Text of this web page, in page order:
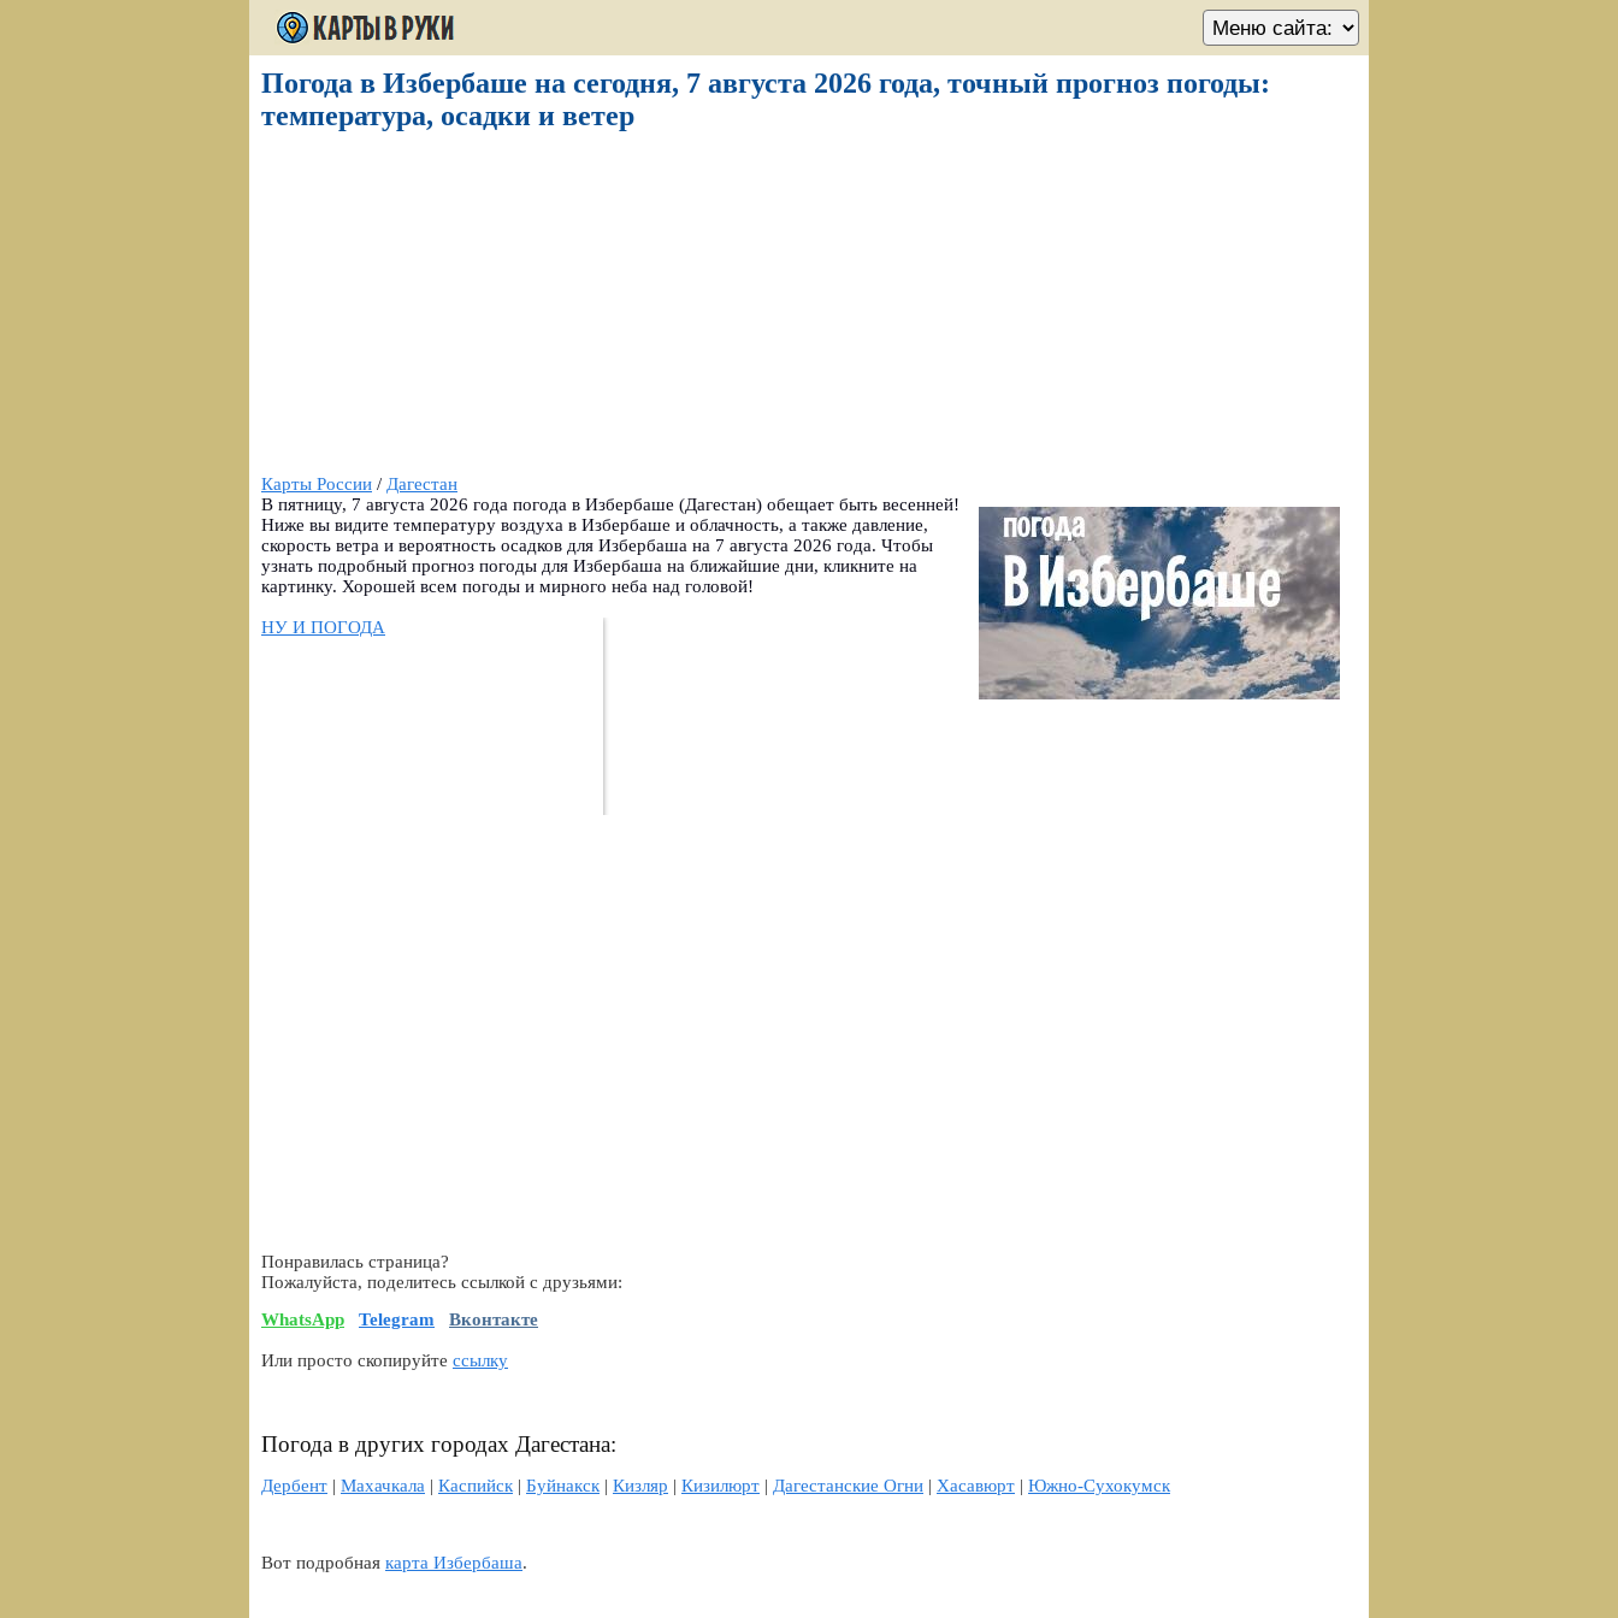
Погода в Избербаше на сегодня, 7 августа 2026 года, точный прогноз погоды:
температура, осадки и ветер
Карты России / Дагестан
В пятницу, 7 августа 2026 года погода в Избербаше (Дагестан) обещает быть весенней!
Ниже вы видите температуру воздуха в Избербаше и облачность, а также давление,
скорость ветра и вероятность осадков для Избербаша на 7 августа 2026 года. Чтобы
узнать подробный прогноз погоды для Избербаша на ближайшие дни, кликните на
картинку. Хорошей всем погоды и мирного неба над головой!
НУ И ПОГОДА
Понравилась страница?
Пожалуйста, поделитесь ссылкой с друзьями:
WhatsApp
Telegram Вконтакте
Или просто скопируйте ссылку
Погода в других городах Дагестана:
Дербент | Махачкала | Каспийск| Буйнакск| Кизляр | Кизилюрт | Дагестанские Огни | Хасавюрт | Южно-Сухокумск
Вот подробная карта Избербаша.